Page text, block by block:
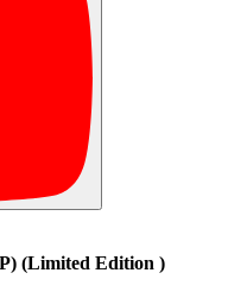
(Limited Edition )